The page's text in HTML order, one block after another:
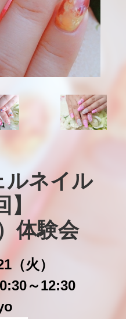
ルネイル
】
体験会
（火）
～12:30